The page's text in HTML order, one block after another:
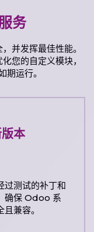
务
并发挥最佳性能。
您的自定义模块，
期运行。
本
过测试的补丁和
确保 Odoo 系
且兼容。